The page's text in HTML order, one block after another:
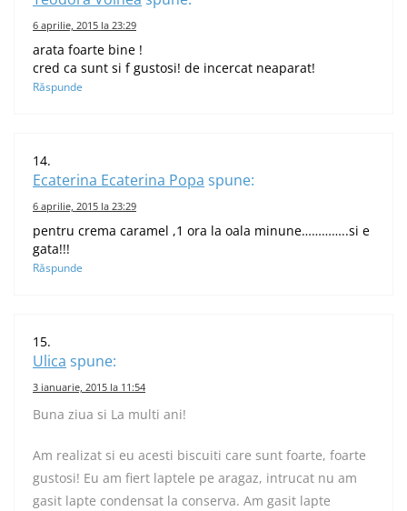
6 aprilie, 2015 la 23:29
arata foarte bine !
cred ca sunt si f gustosi! de incercat neaparat!
Răspunde
Ecaterina Ecaterina Popa spune:
6 aprilie, 2015 la 23:29
pentru crema caramel ,1 ora la oala minune…………..si e
gata!!!
Răspunde
Ulica spune:
3 ianuarie, 2015 la 11:54
Buna ziua si La multi ani!
Am realizat si eu acesti biscuiti care sunt foarte, foarte
gustosi! Eu am fiert laptele pe aragaz, intrucat nu am
gasit lapte condensat la conserva. Am gasit lapte